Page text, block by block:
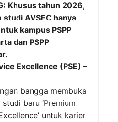
Khusus tahun 2026,
studi AVSEC hanya
kampus PSPP
dan PSPP
Excellence (PSE) –
bangga membuka
baru ‘Premium
untuk karier